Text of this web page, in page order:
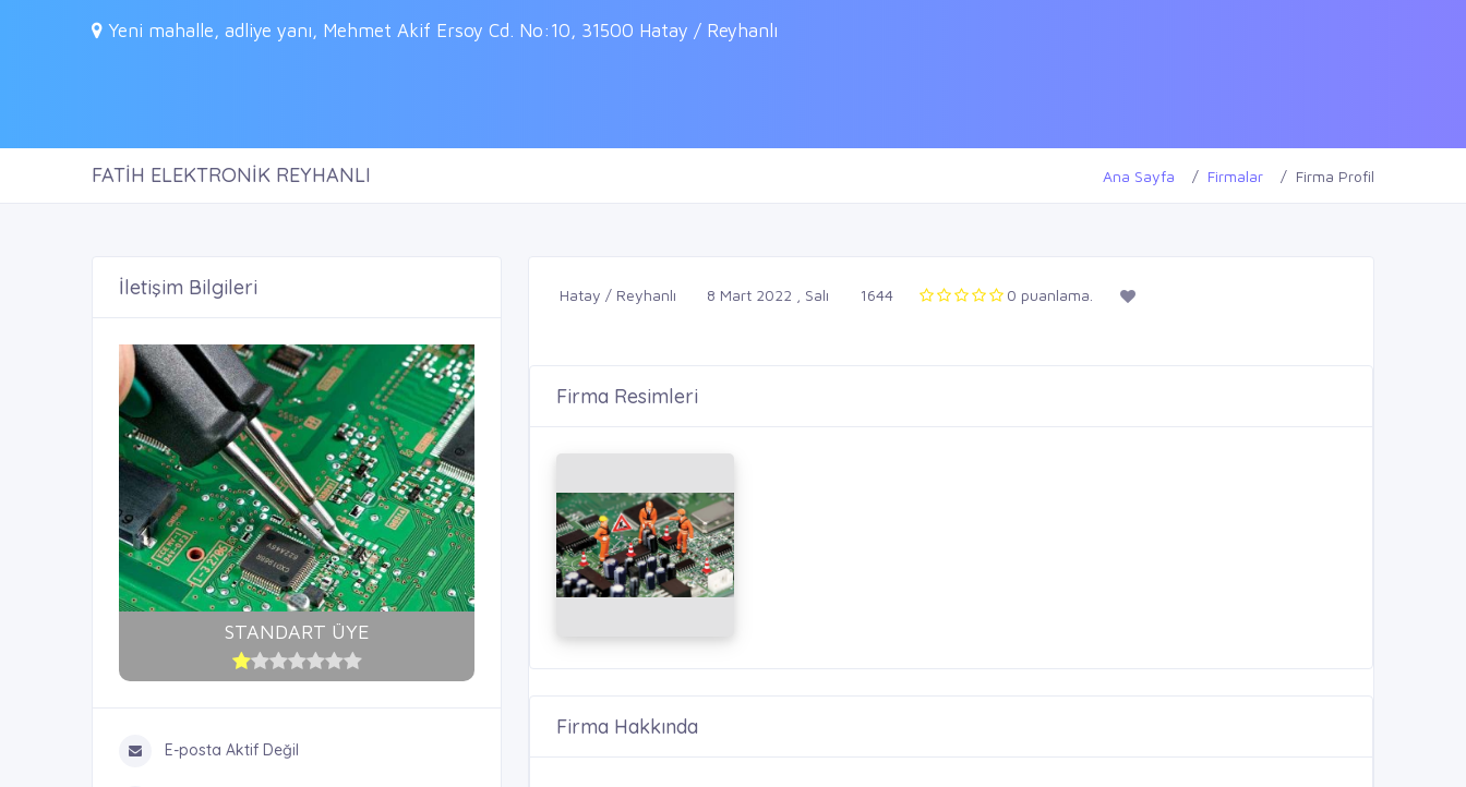
Yeni mahalle, adliye yanı, Mehmet Akif Ersoy Cd. No:10, 31500 Hatay / Reyhanlı
FATİH ELEKTRONİK REYHANLI Ana Sayfa Firmalar Firma Profil
İletişim Bilgileri
STANDART ÜYE
E-posta Aktif Değil
Hatay / Reyhanlı 8 Mart 2022 , Salı 1644 0 puanlama.
Firma Resimleri
Firma Hakkında